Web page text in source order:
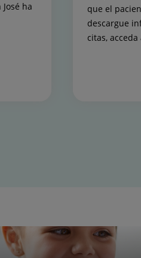
ha
que el
descargue
citas,